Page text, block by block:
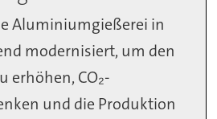
Aluminiumgießerei in
modernisiert, um den
erhöhen, CO₂-
und die Produktion